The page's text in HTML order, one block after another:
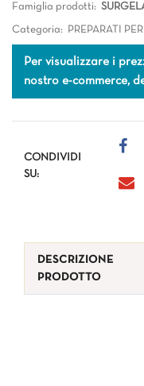
Famiglia prodotti:
Categoria: PREPARATI
Per visualizzare i
nostro e-commerce,
CONDIVIDI
SU:
DESCRIZIONE
PRODOTTO